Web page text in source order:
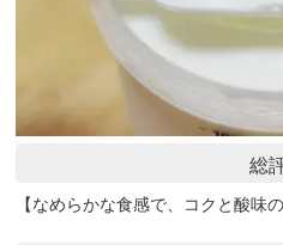
総
【なめらかな食感で、コクと酸味